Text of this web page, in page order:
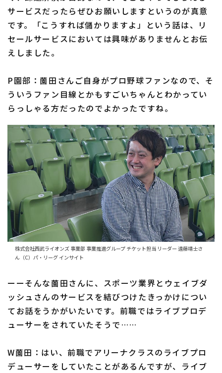
サービスだったらぜひお願いしますというのが真意
です。「こうすれば儲かりますよ」という話は、リ
セールサービスにおいては興味がありませんとお伝
えしました。
P園部：薗田さんご自身がプロ野球ファンなので、そ
ういうファン目線とかもすごいちゃんとわかってい
らっしゃる方だったのでよかったですね。
株式会社西武ライオンズ 事業部 事業推進グループ チケット担当 リーダー 遠藤靖士さ
ん（C）パ・リーグ インサイト
ーーそんな薗田さんに、スポーツ業界とウェイブダ
ッシュさんのサービスを結びつけたきっかけについ
てお話をうかがいたいです。前職ではライブプロデ
ューサーをされていたそうで……
W薗田：はい、前職でアリーナクラスのライブプロ
デューサーをしていたことがあるんですが、ライブ